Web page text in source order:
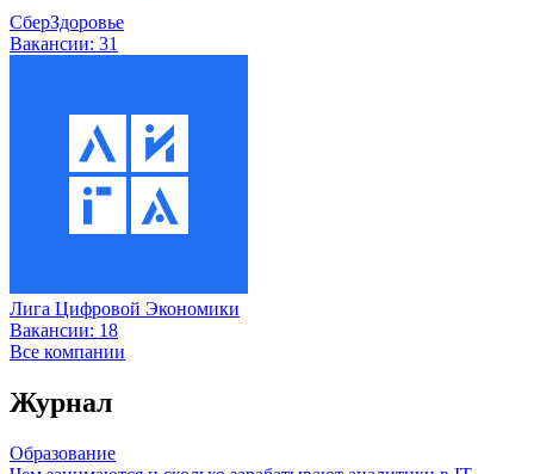
СберЗдоровье
Вакансии: 31
Лига Цифровой Экономики
Вакансии: 18
Все компании
Журнал
Образование